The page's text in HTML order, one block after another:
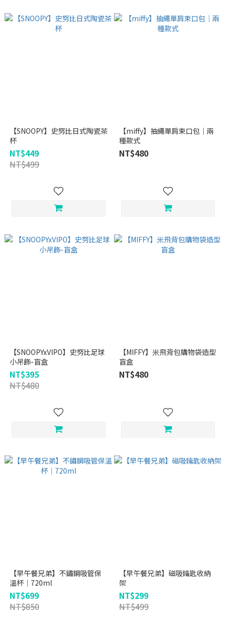
【SNOOPY】史努比日式陶瓷茶
杯
NT$449
NT$499
【miffy】抽繩單肩束口包｜兩
種款式
NT$480
【SNOOPYxVIPO】史努比足球
小吊飾-盲盒
NT$395
NT$480
【MIFFY】米飛背包購物袋造型
盲盒
NT$480
【早午餐兄弟】不鏽鋼吸管保
溫杯｜720ml
NT$699
NT$850
【早午餐兄弟】磁吸鑰匙收納
架
NT$299
NT$499